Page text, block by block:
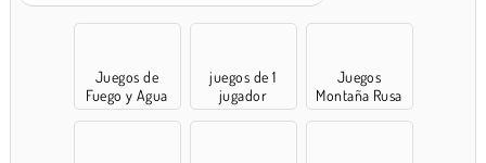
Juegos de
Fuego y Agua
juegos de 1
jugador
Juegos
Montaña Rusa